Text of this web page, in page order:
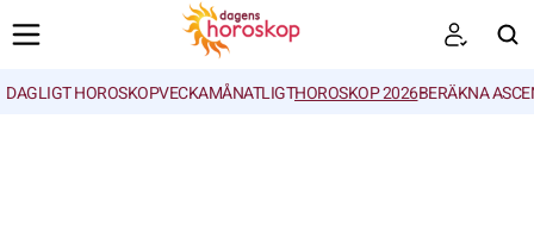
DAGLIGT HOROSKOPVECKAMÅNATLIGTHOROSKOP 2026BERÄKNA